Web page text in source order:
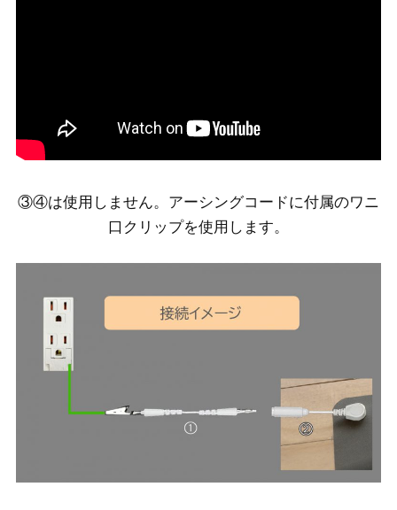
③④は使用しません。アーシングコードに付属のワニ
口クリップを使用します。